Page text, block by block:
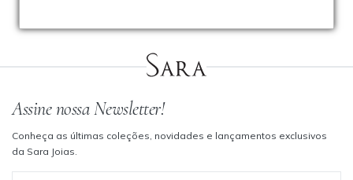
Assine nossa Newsletter!
Conheça as últimas coleções, novidades e lançamentos exclusivos
da Sara Joias.